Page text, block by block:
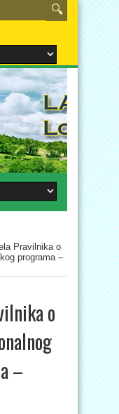
Pravilnika o
programa –
o
–